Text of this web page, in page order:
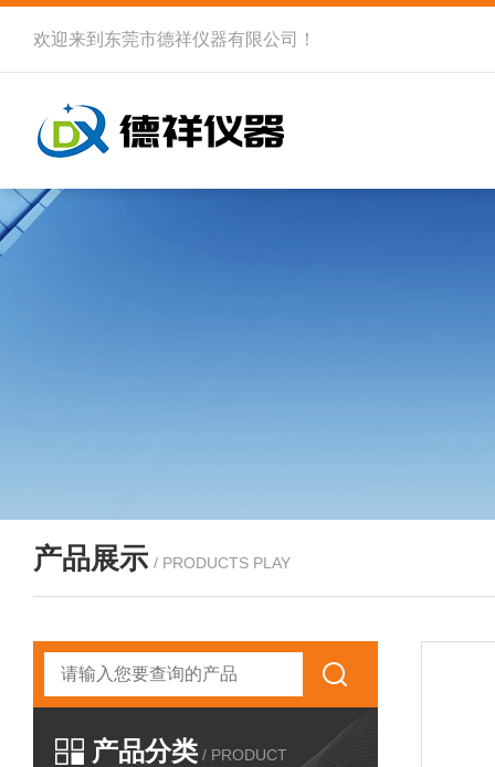
欢迎来到 东莞市德祥仪器有限公司 ！
产品展示 / PRODUCTS PLAY
产品分类 / PRODUCT